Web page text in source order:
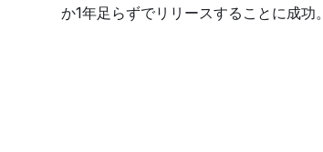
か1年足らずでリリースすることに成功。